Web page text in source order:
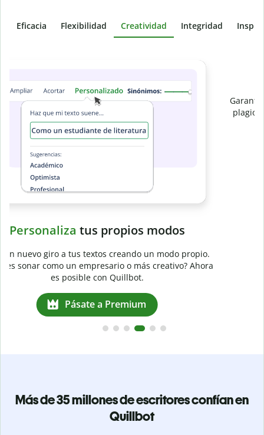
Eficacia Flexibilidad Creatividad Integridad
Garantiza textos totalmente originales con el detector de
plagio. Analiza tu trabajo en segundos e identifica citas
omitidas en cualquier idioma.
Más de 35 millones de escritores confían en
Quillbot